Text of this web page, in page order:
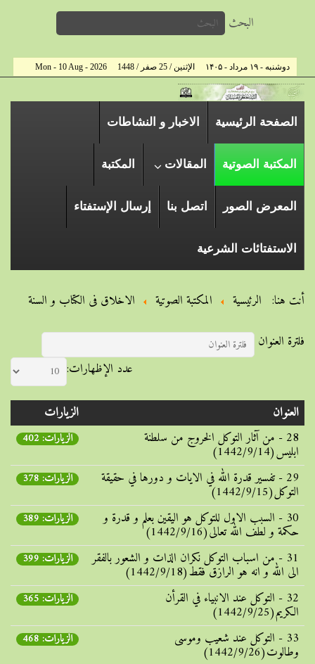
البحث
دوشنبه - ۱۹ مرداد - ۱۴۰۵ الإثنين / 25 صفر / 1448 Mon - 10 Aug - 2026
الصفحة الرئیسیة الاخبار و النشاطات
المكتبة الصوتية المقالات المكتبة
المعرض الصور اتصل بنا إرسال الإستفتاء
الاستفتائات الشرعية
أنت هنا: الرئيسية المكتبة الصوتية
الاخلاق فی الکتاب و السنة
فلترة العنوان
عدد الإظهارات:
العنوان
الزيارات
28 - من آثار التوکل الخروج من سلطنة
ابلیس(1442/9/14)
الزيارات: 402
29 - تفسیر قدرة الله في الایات و دورها في حقیقة
التوکل(1442/9/15)
الزيارات: 378
30 - السبب الاول للتوکل هو الیقین بعلم و قدرة و
حکمة و لطف الله تعالی(1442/9/16)
الزيارات: 389
31 - من اسباب التوکل نکران الذات و الشعور بالفقر
الی الله و انه هو الرازق فقط(1442/9/18)
الزيارات: 399
32 - التوکل عند الانبیاء في القرأن
الکریم(1442/9/25)
الزيارات: 365
33 - التوکل عند شعیب وموسی
وطالوت(1442/9/26)
الزيارات: 468